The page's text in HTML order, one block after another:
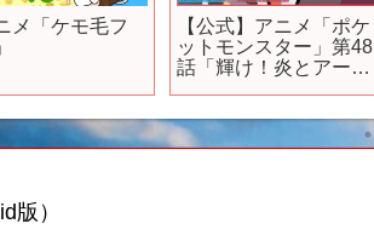
メ「ケモ毛フ
【公式】アニメ「ポケ
ットモンスター」第48
話「輝け！炎とアート
版）